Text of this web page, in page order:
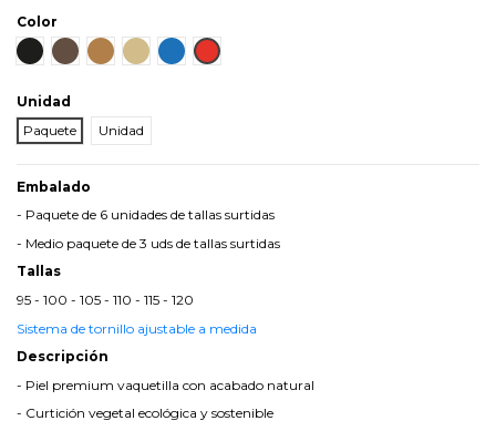
Color
Negro
Marrón Cuero Beis Azul Rojo
Unidad
Paquete
Unidad
Embalado
- Paquete de 6 unidades de tallas surtidas
- Medio paquete de 3 uds de tallas surtidas
Tallas
95 - 100 - 105 - 110 - 115 - 120
Sistema de tornillo ajustable a medida
Descripción
- Piel premium vaquetilla con acabado natural
- Curtición vegetal ecológica y sostenible